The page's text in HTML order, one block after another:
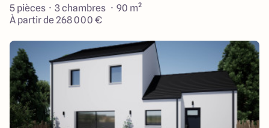
5 pièces · 3 chambres · 90 m²
À partir de 268 000 €